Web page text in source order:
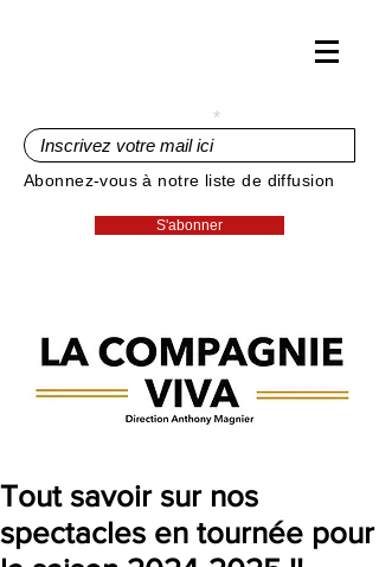
Abonnez-vous à notre liste de diffusion
S'abonner
Tout savoir sur nos
spectacles en tournée pour